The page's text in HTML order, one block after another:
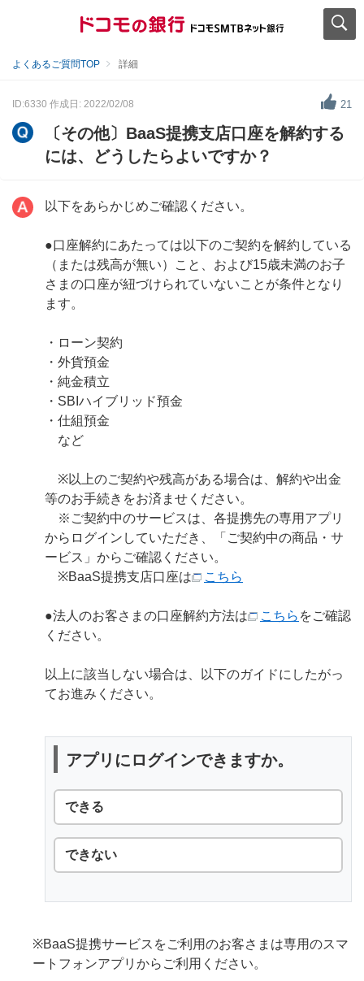
よくあるご質問TOP 詳細
ID:6330 作成日: 2022/02/08 21
〔その他〕BaaS提携支店口座を解約する
には、どうしたらよいですか？
以下をあらかじめご確認ください。
●口座解約にあたっては以下のご契約を解約している
（または残高が無い）こと、および15歳未満のお子
さまの口座が紐づけられていないことが条件となり
ます。
・ローン契約
・外貨預金
・純金積立
・SBIハイブリッド預金
・仕組預金
など
※以上のご契約や残高がある場合は、解約や出金
等のお手続きをお済ませください。
※ご契約中のサービスは、各提携先の専用アプリ
からログインしていただき、「ご契約中の商品・サ
ービス」からご確認ください。
※BaaS提携支店口座は
こちら
●法人のお客さまの口座解約方法は こちら をご確認
ください。
以上に該当しない場合は、以下のガイドにしたがっ
てお進みください。
アプリにログインできますか。
できる
できない
※BaaS提携サービスをご利用のお客さまは専用のスマ
ートフォンアプリからご利用ください。